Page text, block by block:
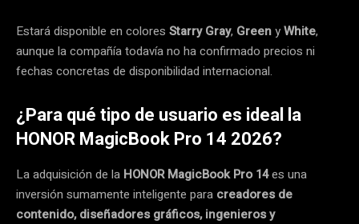
Estará disponible en colores Starry Gray, GreenyWhite,
aunque la compañía todavía no ha confirmado precios ni
fechas concretas de disponibilidad internacional.
¿Para qué tipo de usuario es ideal la
HONOR MagicBook Pro 14 2026?
La adquisición de la HONOR MagicBook Pro 14es una
inversión sumamente inteligente para creadores de
contenido, diseñadores gráficos, ingenieros y